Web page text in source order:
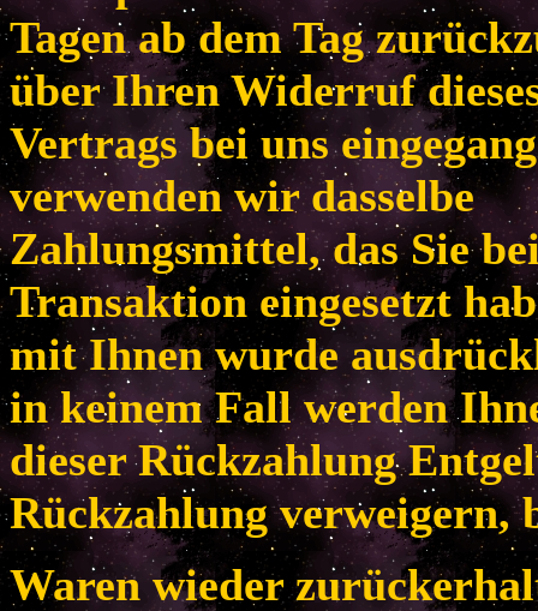
Tagen ab dem Tag
über Ihren Widerruf
Vertrags bei uns
verwenden wir dasselbe
Zahlungsmittel, das Sie
Transaktion eingesetzt
mit Ihnen wurde
in keinem Fall werden
dieser Rückzahlung
Rückzahlung verweigern,
Waren wieder